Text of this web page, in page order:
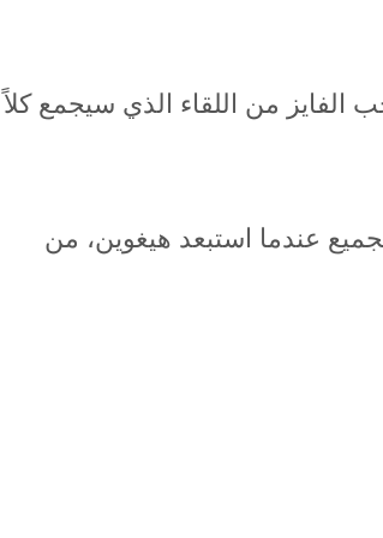
الفايز من اللقاء الذي سيجمع كلاً
عندما استبعد هيغوين، من